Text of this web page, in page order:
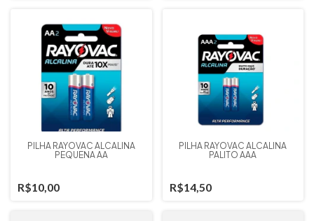
PILHA RAYOVAC ALCALINA
PEQUENA AA
R$10,00
PILHA RAYOVAC ALCALINA
PALITO AAA
R$14,50